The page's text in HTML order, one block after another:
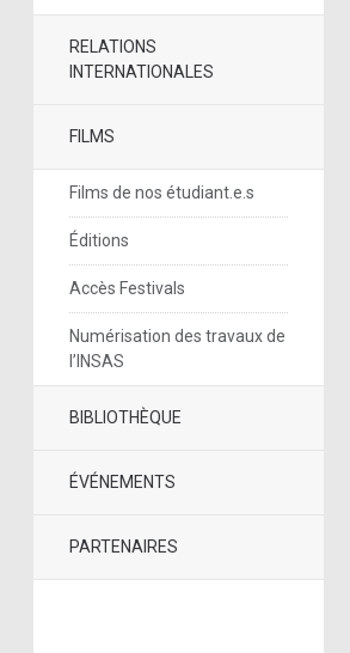
RELATIONS
INTERNATIONALES
FILMS
Films de nos étudiant.e.s
Éditions
Accès Festivals
Numérisation des travaux de
l’INSAS
BIBLIOTHÈQUE
ÉVÉNEMENTS
PARTENAIRES